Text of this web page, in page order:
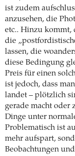
ist zudem
anzusehen, die
etc.. Hinzu kommt,
die
lassen, die
diese Bedingung
Preis für einen
ist jedoch, dass
landet – plötzlich
gerade macht oder
Dinge unter
Problematisch ist
mehr aufspart,
Beobachtungen